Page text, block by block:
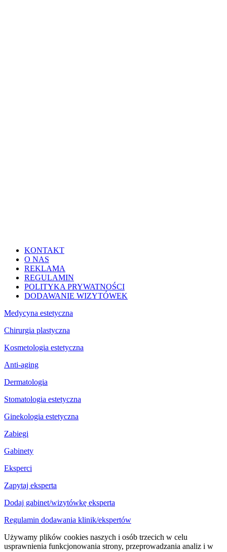
KONTAKT
O NAS
REKLAMA
REGULAMIN
POLITYKA PRYWATNOŚCI
DODAWANIE WIZYTÓWEK
Medycyna estetyczna
Chirurgia plastyczna
Kosmetologia estetyczna
Anti-aging
Dermatologia
Stomatologia estetyczna
Ginekologia estetyczna
Zabiegi
Gabinety
Eksperci
Zapytaj eksperta
Dodaj gabinet/wizytówkę eksperta
Regulamin dodawania klinik/ekspertów
Używamy plików cookies naszych i osób trzecich w celu
usprawnienia funkcjonowania strony, przeprowadzania analiz i w